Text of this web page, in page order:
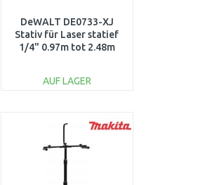
DeWALT DE0733-XJ
Stativ für Laser statief
1/4" 0.97m tot 2.48m
AUF LAGER
Vergleichen